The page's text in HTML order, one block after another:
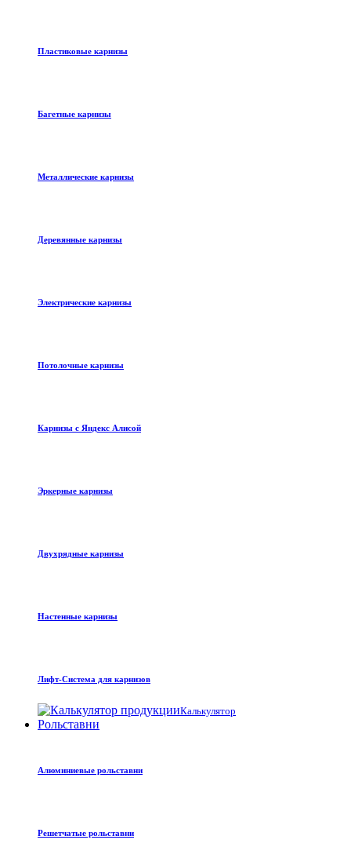
Пластиковые карнизы
Багетные карнизы
Металлические карнизы
Деревянные карнизы
Электрические карнизы
Потолочные карнизы
Карнизы с Яндекс Алисой
Эркерные карнизы
Двухрядные карнизы
Настенные карнизы
Лифт-Система для карнизов
Калькулятор
Рольставни
Алюминиевые рольставни
Решетчатые рольставни